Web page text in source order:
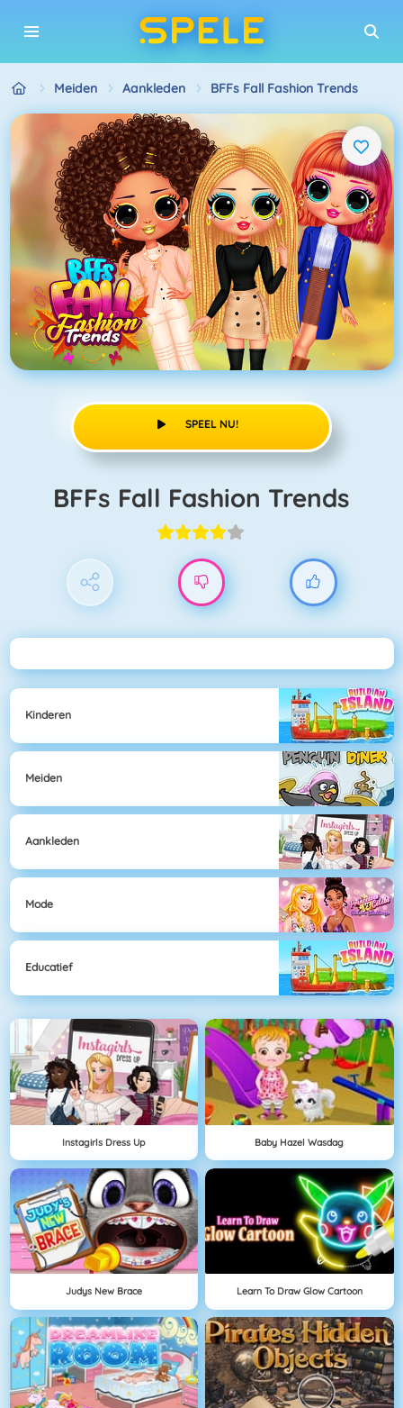
Meiden Aankleden BFFs Fall Fashion Trends
SPEEL NU!
BFFs Fall Fashion Trends
Kinderen
Meiden
Aankleden
Mode
Educatief
Instagirls Dress Up Baby Hazel Wasdag
Judys New Brace Learn To Draw Glow Cartoon